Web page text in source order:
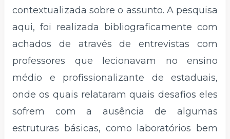
contextualizada sobre o assunto. A pesquisa
aqui, foi realizada bibliograficamente com
achados de através de entrevistas com
professores que lecionavam no ensino
médio e profissionalizante de estaduais,
onde os quais relataram quais desafios eles
sofrem com a ausência de algumas
estruturas básicas, como laboratórios bem